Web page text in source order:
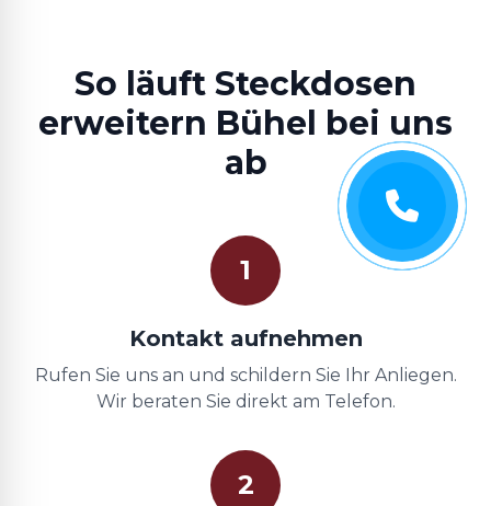
So läuft Steckdosen
erweitern Bühel bei uns
ab
1
Kontakt aufnehmen
Rufen Sie uns an und schildern Sie Ihr Anliegen.
Wir beraten Sie direkt am Telefon.
2